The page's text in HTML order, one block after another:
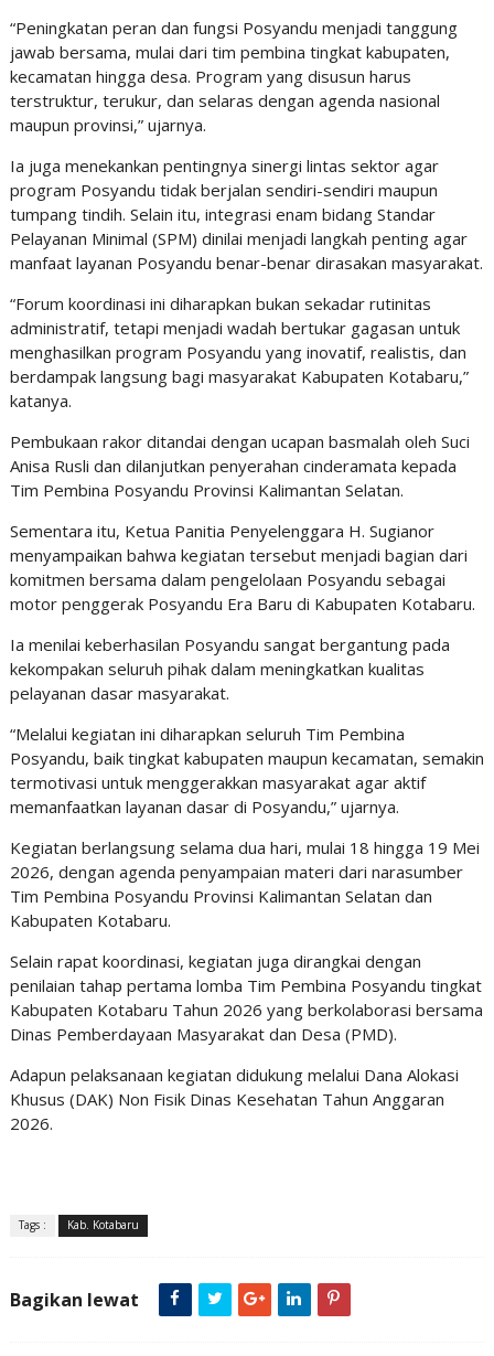
“Peningkatan peran dan fungsi Posyandu menjadi tanggung
jawab bersama, mulai dari tim pembina tingkat kabupaten,
kecamatan hingga desa. Program yang disusun harus
terstruktur, terukur, dan selaras dengan agenda nasional
maupun provinsi,” ujarnya.
Ia juga menekankan pentingnya sinergi lintas sektor agar
program Posyandu tidak berjalan sendiri-sendiri maupun
tumpang tindih. Selain itu, integrasi enam bidang Standar
Pelayanan Minimal (SPM) dinilai menjadi langkah penting agar
manfaat layanan Posyandu benar-benar dirasakan masyarakat.
“Forum koordinasi ini diharapkan bukan sekadar rutinitas
administratif, tetapi menjadi wadah bertukar gagasan untuk
menghasilkan program Posyandu yang inovatif, realistis, dan
berdampak langsung bagi masyarakat Kabupaten Kotabaru,”
katanya.
Pembukaan rakor ditandai dengan ucapan basmalah oleh Suci
Anisa Rusli dan dilanjutkan penyerahan cinderamata kepada
Tim Pembina Posyandu Provinsi Kalimantan Selatan.
Sementara itu, Ketua Panitia Penyelenggara H. Sugianor
menyampaikan bahwa kegiatan tersebut menjadi bagian dari
komitmen bersama dalam pengelolaan Posyandu sebagai
motor penggerak Posyandu Era Baru di Kabupaten Kotabaru.
Ia menilai keberhasilan Posyandu sangat bergantung pada
kekompakan seluruh pihak dalam meningkatkan kualitas
pelayanan dasar masyarakat.
“Melalui kegiatan ini diharapkan seluruh Tim Pembina
Posyandu, baik tingkat kabupaten maupun kecamatan, semakin
termotivasi untuk menggerakkan masyarakat agar aktif
memanfaatkan layanan dasar di Posyandu,” ujarnya.
Kegiatan berlangsung selama dua hari, mulai 18 hingga 19 Mei
2026, dengan agenda penyampaian materi dari narasumber
Tim Pembina Posyandu Provinsi Kalimantan Selatan dan
Kabupaten Kotabaru.
Selain rapat koordinasi, kegiatan juga dirangkai dengan
penilaian tahap pertama lomba Tim Pembina Posyandu tingkat
Kabupaten Kotabaru Tahun 2026 yang berkolaborasi bersama
Dinas Pemberdayaan Masyarakat dan Desa (PMD).
Adapun pelaksanaan kegiatan didukung melalui Dana Alokasi
Khusus (DAK) Non Fisik Dinas Kesehatan Tahun Anggaran
2026.
Tags : Kab. Kotabaru
Bagikan lewat